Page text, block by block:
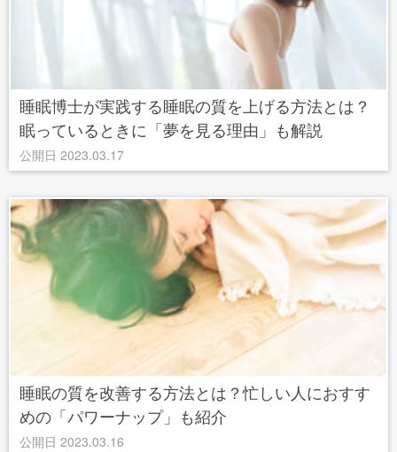
睡眠博士が実践する睡眠の質を上げる方法とは？
眠っているときに「夢を見る理由」も解説
公開日 2023.03.17
睡眠の質を改善する方法とは？忙しい人におすす
めの「パワーナップ」も紹介
公開日 2023.03.16